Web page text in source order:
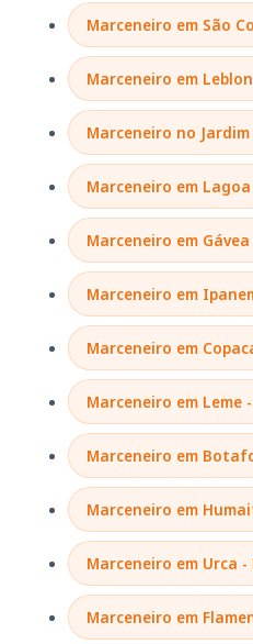
Marceneiro em São
Marceneiro em Leblon
Marceneiro no
Marceneiro em Lagoa
Marceneiro em Gávea
Marceneiro em
Marceneiro em
Marceneiro em Leme -
Marceneiro em
Marceneiro em
Marceneiro em Urca -
Marceneiro em